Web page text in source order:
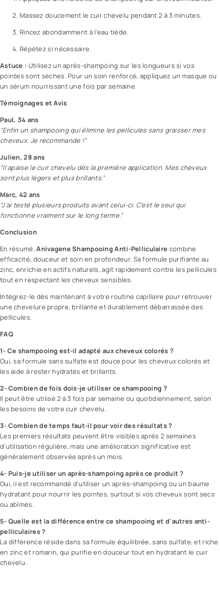
Massez doucement le cuir chevelu pendant 2 à 3 minutes.
Rincez abondamment à l’eau tiède.
Répétez si nécessaire.
Astuce : Utilisez un après-shampoing sur les longueurs si vos
pointes sont sèches. Pour un soin renforcé, appliquez un masque ou
un sérum nourrissant une fois par semaine.
Témoignages et Avis
Paul, 34 ans
“Enfin un shampooing qui élimine les pellicules sans graisser mes
cheveux. Je recommande !”
Julien, 28 ans
“Il apaise le cuir chevelu dès la première application. Mes cheveux
sont plus légers et plus brillants.”
Marc, 42 ans
“J’ai testé plusieurs produits avant celui-ci. C’est le seul qui
fonctionne vraiment sur le long terme.”
Conclusion
En résumé,Anivagene Shampooing Anti-Pelliculaire combine
efficacité, douceur et soin en profondeur. Sa formule purifiante au
zinc, enrichie en actifs naturels, agit rapidement contre les pellicules
tout en respectant les cheveux sensibles.
Intégrez-le dès maintenant à votre routine capillaire pour retrouver
une chevelure propre, brillante et durablement débarrassée des
pellicules.
FAQ
1- Ce shampooing est-il adapté aux cheveux colorés ?
Oui, sa formule sans sulfate est douce pour les cheveux colorés et
les aide à rester hydratés et brillants.
2- Combien de fois dois-je utiliser ce shampooing ?
Il peut être utilisé 2 à 3 fois par semaine ou quotidiennement, selon
les besoins de votre cuir chevelu.
3- Combien de temps faut-il pour voir des résultats ?
Les premiers résultats peuvent être visibles après 2 semaines
d’utilisation régulière, mais une amélioration significative est
généralement observée après un mois.
4- Puis-je utiliser un après-shampoing après ce produit ?
Oui, il est recommandé d’utiliser un après-shampoing ou un baume
hydratant pour nourrir les pointes, surtout si vos cheveux sont secs
ou abîmés.
5- Quelle est la différence entre ce shampooing et d’autres anti-
pelliculaires ?
La différence réside dans sa formule équilibrée, sans sulfate, et riche
en zinc et romarin, qui purifie en douceur tout en hydratant le cuir
chevelu.